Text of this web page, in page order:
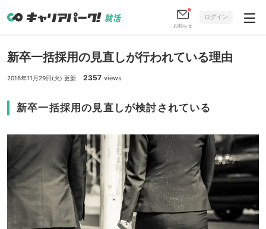
お知らせ
ログイン
新卒一括採用の見直しが行われている理由
2016年11月29日(火) 更新 2357 views
新卒一括採用の見直しが検討されている